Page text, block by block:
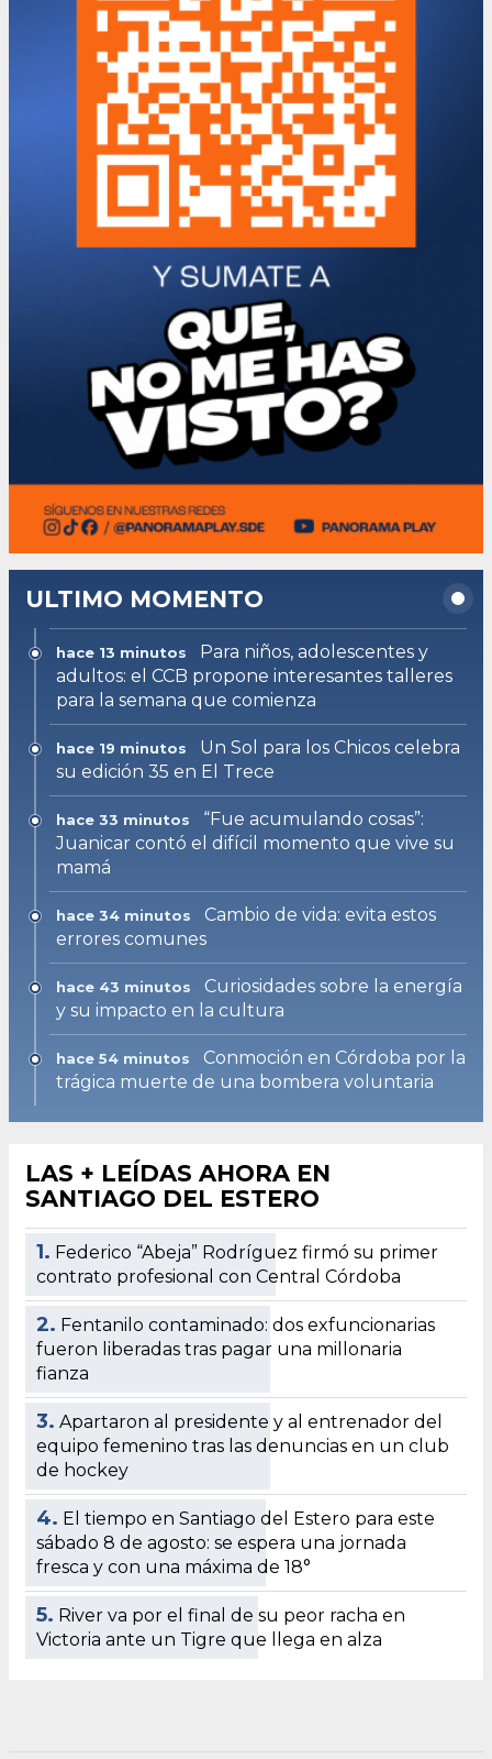
ULTIMO MOMENTO
hace 13 minutos
Para niños, adolescentes y
adultos: el CCB propone interesantes talleres
para la semana que comienza
hace 19 minutos
Un Sol para los Chicos celebra
su edición 35 en El Trece
hace 33 minutos
“Fue acumulando cosas”:
Juanicar contó el difícil momento que vive su
mamá
hace 34 minutos
Cambio de vida: evita estos
errores comunes
hace 43 minutos
Curiosidades sobre la energía
y su impacto en la cultura
hace 54 minutos
Conmoción en Córdoba por la
trágica muerte de una bombera voluntaria
LAS + LEÍDAS AHORA EN
SANTIAGO DEL ESTERO
1. Federico “Abeja” Rodríguez firmó su primer
contrato profesional con Central Córdoba
2. Fentanilo contaminado: dos exfuncionarias
fueron liberadas tras pagar una millonaria
fianza
3. Apartaron al presidente y al entrenador del
equipo femenino tras las denuncias en un club
de hockey
4. El tiempo en Santiago del Estero para este
sábado 8 de agosto: se espera una jornada
fresca y con una máxima de 18°
5. River va por el final de su peor racha en
Victoria ante un Tigre que llega en alza